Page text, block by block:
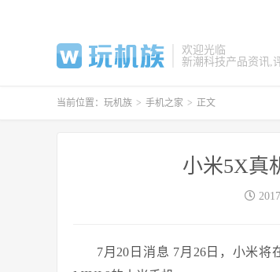
欢迎光临
新潮科技产品资讯,
当前位置： 玩机族 > 手机之家 > 正文
小米5X真
7月20日消息 7月26日，小米